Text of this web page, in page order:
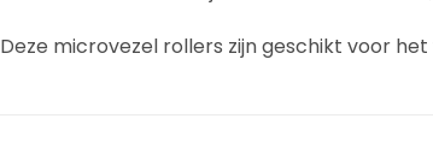
Deze microvezel rollers zijn geschikt voor